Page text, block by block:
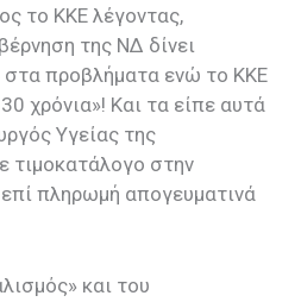
το ΚΚΕ λέγοντας,
της ΝΔ δίνει
στα προβλήματα ενώ το ΚΚΕ
χρόνια»! Και τα είπε αυτά
Υγείας της
τιμοκατάλογο στην
πληρωμή απογευματινά
και του